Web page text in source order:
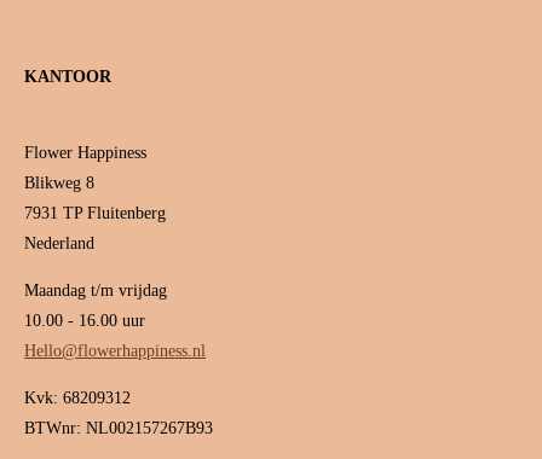
KANTOOR
Flower Happiness
Blikweg 8
7931 TP Fluitenberg
Nederland
Maandag t/m vrijdag
10.00 - 16.00 uur
Hello@flowerhappiness.nl
Kvk: 68209312
BTWnr: NL002157267B93